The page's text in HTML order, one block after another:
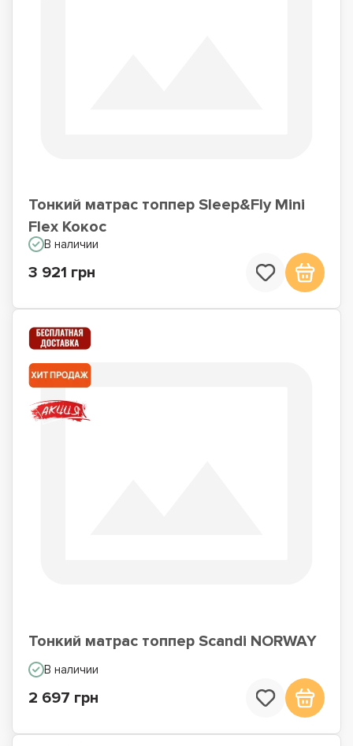
Тонкий матрас топпер Sleep&Fly Mini
Flex Кокос
В наличии
3 921 грн
Тонкий матрас топпер Scandi NORWAY
В наличии
2 697 грн